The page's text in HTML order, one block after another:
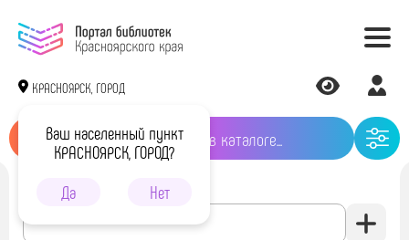
КРАСНОЯРСК, ГОРОД
Ваш населенный пункт
КРАСНОЯРСК, ГОРОД?
Да
Нет
Искать в библиотеке: